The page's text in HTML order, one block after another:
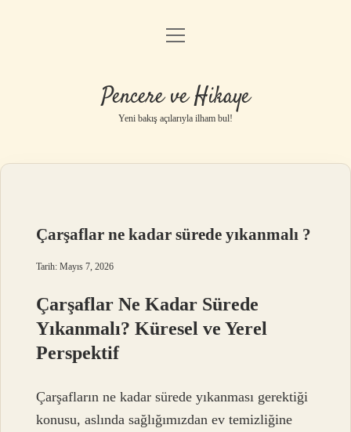
Anasayfa
Yasal Uyarı
menüyü
Pencere ve Hikaye
Yeni bakış açılarıyla ilham bul!
Çarşaflar ne kadar sürede yıkanmalı ?
Tarih: Mayıs 7, 2026
Çarşaflar Ne Kadar Sürede
Yıkanmalı? Küresel ve Yerel
Perspektif
Çarşafların ne kadar sürede yıkanması gerektiği
konusu, aslında sağlığımızdan ev temizliğine